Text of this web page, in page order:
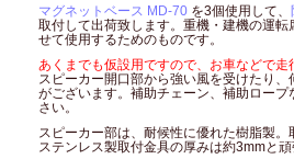
マグネットベース MD-70を3個使用して、
取付して出荷致します。重機・建機の運
せて使用するためのものです。
あくまでも仮設用ですので、お車などで
スピーカー開口部から強い風を受けたり
がございます。補助チェーン、補助ロー
さい。
スピーカー部は、耐候性に優れた樹脂製。
ステンレス製取付金具の厚みは約3mmと頑